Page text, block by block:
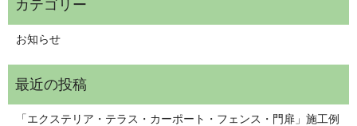
お知らせ
「エクステリア・テラス・カーポート・フェンス・門扉」施工例